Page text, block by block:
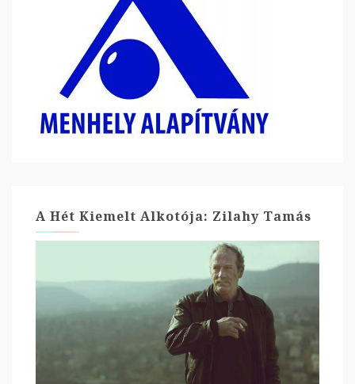
A Hét Kiemelt Alkotója: Zilahy Tamás